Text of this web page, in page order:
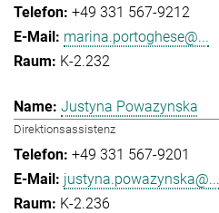
+49 331 567-9212
marina.portoghese@...
K-2.232
Justyna Powazynska
Direktionsassistenz
+49 331 567-9201
justyna.powazynska@...
K-2.236